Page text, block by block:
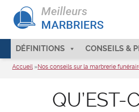
DÉFINITIONS CONSEILS &
Accueil»Nos conseils sur la marbrerie
QU’EST-